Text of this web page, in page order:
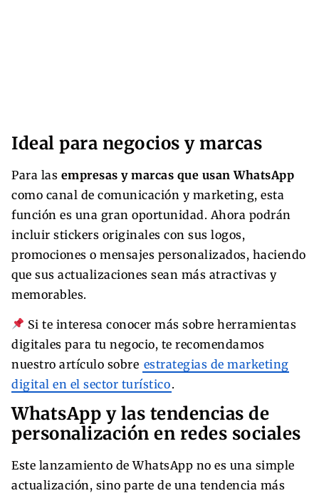
Ideal para negocios y marcas
Para las empresas y marcas que usan WhatsApp
como canal de comunicación y marketing, esta
función es una gran oportunidad. Ahora podrán
incluir stickers originales con sus logos,
promociones o mensajes personalizados, haciendo
que sus actualizaciones sean más atractivas y
memorables.
Si te interesa conocer más sobre herramientas
digitales para tu negocio, te recomendamos
nuestro artículo sobre estrategias de marketing
digital en el sector turístico.
WhatsApp y las tendencias de
personalización en redes sociales
Este lanzamiento de WhatsApp no es una simple
actualización, sino parte de una tendencia más